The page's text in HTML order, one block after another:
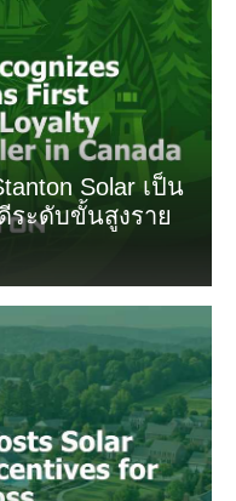
Solar เป็น
ระดับขั้นสูงราย